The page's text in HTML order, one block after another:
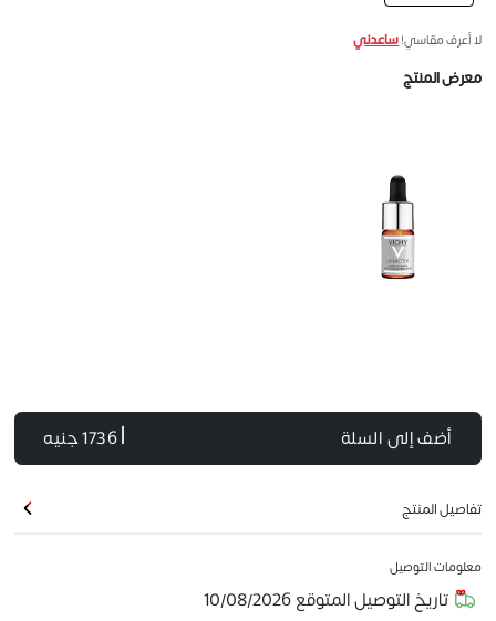
لا أعرف مقاسي!ساعدني
معرض المنتج
أضف إلى السلة | 1736 جنيه
تفاصيل المنتج
معلومات التوصيل
تاريخ التوصيل المتوقع10/08/2026